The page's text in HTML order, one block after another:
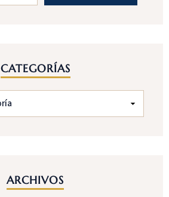
CATEGORÍAS
ARCHIVOS